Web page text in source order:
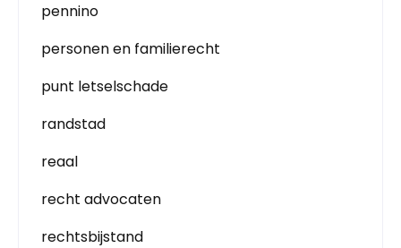
pennino
personen en familierecht
punt letselschade
randstad
reaal
recht advocaten
rechtsbijstand